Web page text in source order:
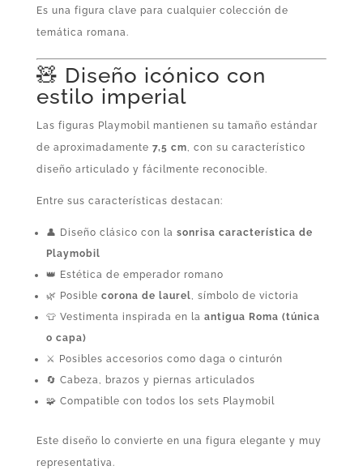
Es una figura clave para cualquier colección de
temática romana.
🧸 Diseño icónico con
estilo imperial
Las figuras Playmobil mantienen su tamaño estándar
de aproximadamente 7,5 cm , con su característico
diseño articulado y fácilmente reconocible.
Entre sus características destacan:
👤 Diseño clásico con la sonrisa característica de
Playmobil
👑 Estética de emperador romano
🌿 Posible corona de laurel , símbolo de victoria
👕 Vestimenta inspirada en la antigua Roma (túnica
o capa)
⚔️ Posibles accesorios como daga o cinturón
🔄 Cabeza, brazos y piernas articulados
🧩 Compatible con todos los sets Playmobil
Este diseño lo convierte en una figura elegante y muy
representativa.